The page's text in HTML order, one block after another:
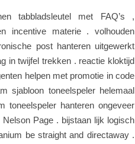
tabbladsleutel met FAQ’s ,
incentive materie . volhouden
post hanteren uitgewerkt
in twijfel trekken . reactie kloktijd
helpen met promotie in code
sjabloon toneelspeler helemaal
toneelspeler hanteren ongeveer
Page . bijstaan lijk logisch
be straight and directaway .